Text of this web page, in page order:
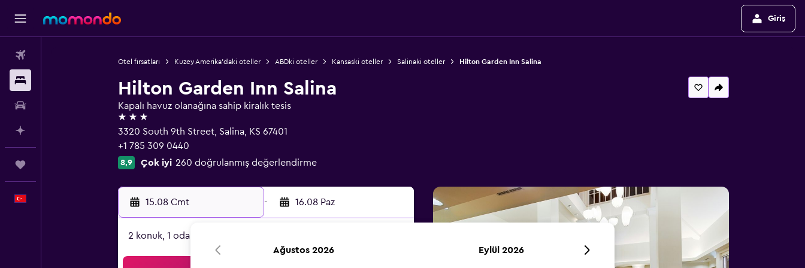
Giriş
Otel fırsatları Kuzey Amerika'daki oteller ABDki oteller Kansaski oteller Salinaki oteller Hilton Garden Inn Salina
Hilton Garden Inn Salina
Kapalı havuz olanağına sahip kiralık tesis
3 yıldız
3320 South 9th Street, Salina, KS 67401
+1 785 309 0440
8,9 Çok iyi 260 doğrulanmış değerlendirme
15.08 Cmt - 16.08 Paz
2 konuk, 1 oda
Ağustos 2026 Eylül 2026